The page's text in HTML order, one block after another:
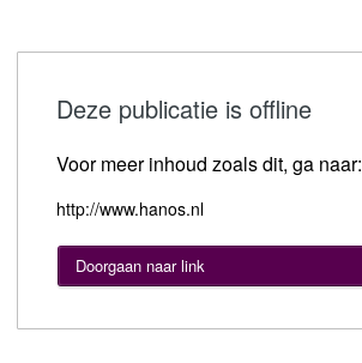
Deze publicatie is offline
Voor meer inhoud zoals dit, ga naar:
http://www.hanos.nl
Doorgaan naar link